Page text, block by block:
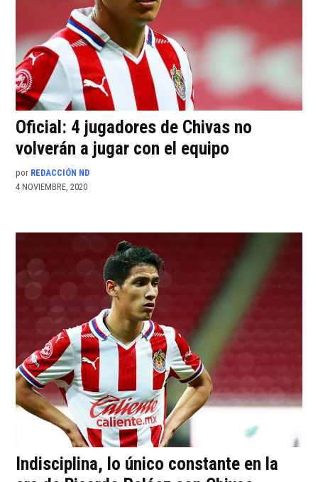
Oficial: 4 jugadores de Chivas no
volverán a jugar con el equipo
por REDACCIÓN ND
4 NOVIEMBRE, 2020
Indisciplina, lo único constante en la